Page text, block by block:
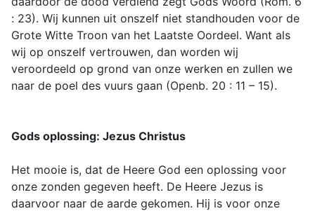
: 23). Wij kunnen uit onszelf niet standhouden voor de
Grote Witte Troon van het Laatste Oordeel. Want als
wij op onszelf vertrouwen, dan worden wij
veroordeeld op grond van onze werken en zullen we
naar de poel des vuurs gaan (Openb. 20 : 11 – 15).
Gods oplossing: Jezus Christus
Het mooie is, dat de Heere God een oplossing voor
onze zonden gegeven heeft. De Heere Jezus is
daarvoor naar de aarde gekomen. Hij is voor onze